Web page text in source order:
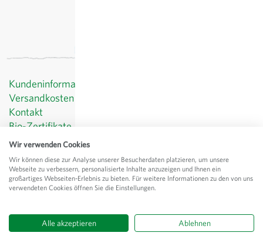
Kundeninformationen
Versandkosten
Kontakt
Bio-Zertifikate
Datenschutz
AGB
Impressum
CH-8462 Rheinau
Wir verwenden Cookies
Wir können diese zur Analyse unserer Besucherdaten platzieren, um unsere
Webseite zu verbessern, personalisierte Inhalte anzuzeigen und Ihnen ein
großartiges Webseiten-Erlebnis zu bieten. Für weitere Informationen zu den von uns
verwendeten Cookies öffnen Sie die Einstellungen.
Alle akzeptieren Ablehnen